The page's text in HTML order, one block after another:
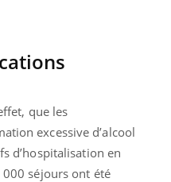
que les
excessive d’alcool
d’hospitalisation en
000 séjours ont été